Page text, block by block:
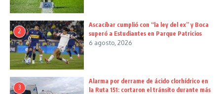
2
Ascacíbar cumplió con “la ley del ex” y Boca
superó a Estudiantes en Parque Patricios
6 agosto, 2026
3
Alarma por derrame de ácido clorhídrico en
la Ruta 151: cortaron el tránsito durante más